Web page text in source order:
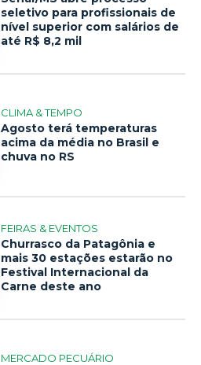
seletivo para profissionais de
nível superior com salários de
até R$ 8,2 mil
CLIMA & TEMPO
Agosto terá temperaturas
acima da média no Brasil e
chuva no RS
FEIRAS & EVENTOS
Churrasco da Patagônia e
mais 30 estações estarão no
Festival Internacional da
Carne deste ano
MERCADO PECUÁRIO